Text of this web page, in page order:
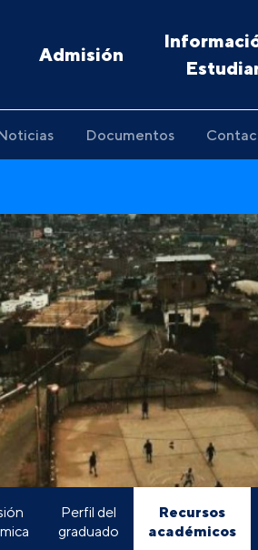
Admisión
Documentos
Perfil del
graduado
Recursos
académicos